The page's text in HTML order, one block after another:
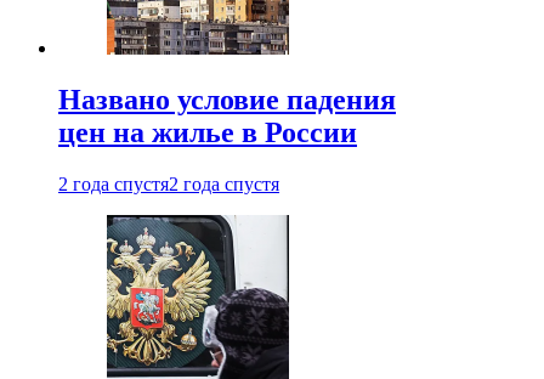
Названо условие падения
цен на жилье в России
2 года спустя2 года спустя